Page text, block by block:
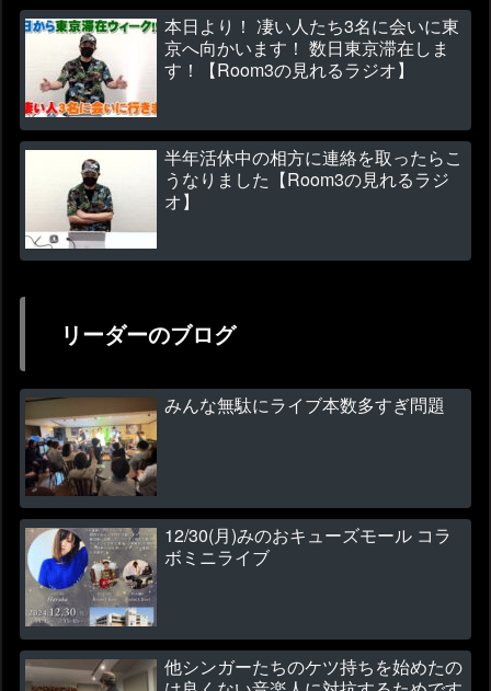
本日より！ 凄い人たち3名に会いに東
京へ向かいます！ 数日東京滞在しま
す！【Room3の見れるラジオ】
半年活休中の相方に連絡を取ったらこ
うなりました【Room3の見れるラジ
オ】
リーダーのブログ
みんな無駄にライブ本数多すぎ問題
12/30(月)みのおキューズモール コラ
ボミニライブ
他シンガーたちのケツ持ちを始めたの